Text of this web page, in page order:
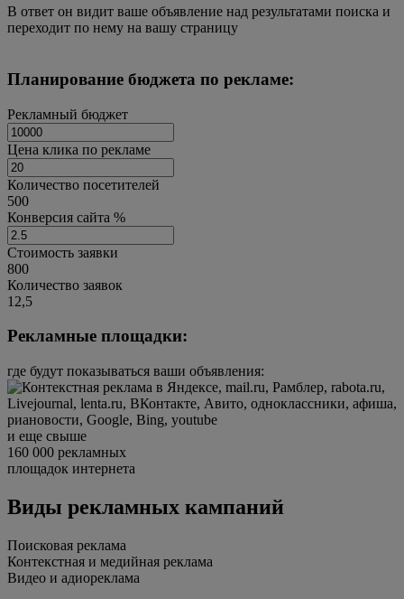
В ответ он видит ваше объявление над результатами поиска и
переходит по нему на вашу страницу
Планирование бюджета по рекламе:
Рекламный бюджет
Цена клика по рекламе
Количество посетителей
500
Конверсия сайта %
Стоимость заявки
800
Количество заявок
12,5
Рекламные площадки:
где будут показываться ваши объявления:
и еще свыше
160 000 рекламных
площадок интернета
Виды рекламных кампаний
Поисковая реклама
Контекстная и медийная реклама
Видео и адиореклама